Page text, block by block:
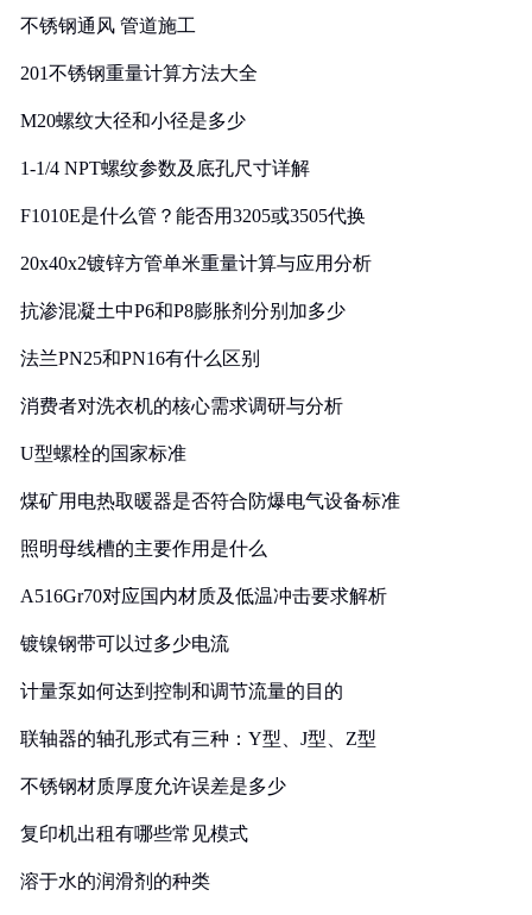
不锈钢通风 管道施工
201不锈钢重量计算方法大全
M20螺纹大径和小径是多少
1-1/4 NPT螺纹参数及底孔尺寸详解
F1010E是什么管？能否用3205或3505代换
20x40x2镀锌方管单米重量计算与应用分析
抗渗混凝土中P6和P8膨胀剂分别加多少
法兰PN25和PN16有什么区别
消费者对洗衣机的核心需求调研与分析
U型螺栓的国家标准
煤矿用电热取暖器是否符合防爆电气设备标准
照明母线槽的主要作用是什么
A516Gr70对应国内材质及低温冲击要求解析
镀镍钢带可以过多少电流
计量泵如何达到控制和调节流量的目的
联轴器的轴孔形式有三种：Y型、J型、Z型
不锈钢材质厚度允许误差是多少
复印机出租有哪些常见模式
溶于水的润滑剂的种类